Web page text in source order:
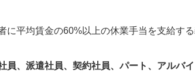
に平均賃金の60%以上の休業手当を支給す
員、派遣社員、契約社員、パート、アルバイ